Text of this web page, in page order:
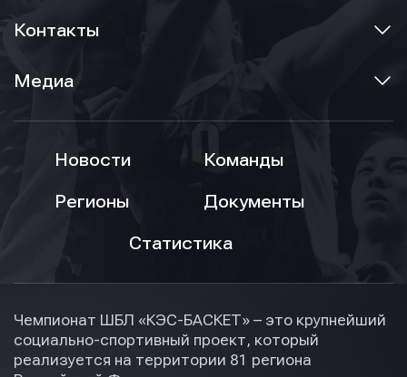
Контакты
Медиа
Новости
Команды
Регионы
Документы
Статистика
Чемпионат ШБЛ «КЭС-БАСКЕТ» – это крупнейший
социально-спортивный проект, который
реализуется на территории 81 региона